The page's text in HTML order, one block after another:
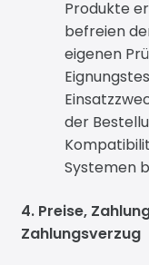
Produkte
befreien
eigenen
der
Systemen
4. Preise,
Zahlungsverzug